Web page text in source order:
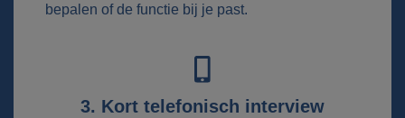
bepalen of de functie bij je past.
3. Kort telefonisch interview